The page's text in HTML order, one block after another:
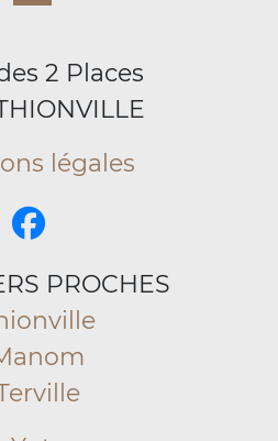
2 Places
légales
PROCHES